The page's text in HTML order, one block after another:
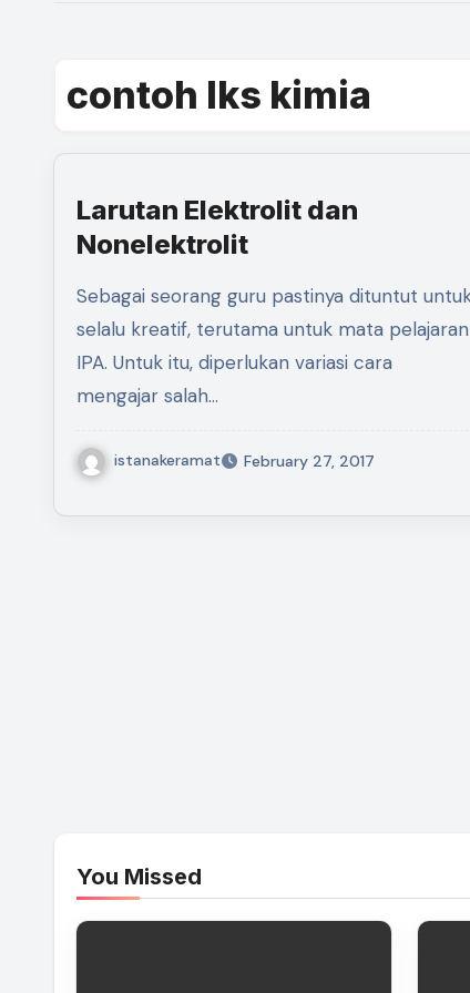
contoh lks kimia
Larutan Elektrolit dan
Nonelektrolit
Sebagai seorang guru pastinya dituntut untuk
selalu kreatif, terutama untuk mata pelajaran
IPA. Untuk itu, diperlukan variasi cara
mengajar salah…
istanakeramat February 27, 2017
You Missed